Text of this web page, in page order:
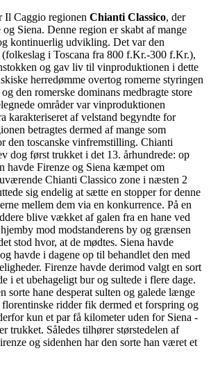
Il Caggio regionen Chianti Classico, der
Siena. Denne region er skabt af mange
kontinuerlig udvikling. Det var den
i Toscana fra 800 f.Kr.-300 f.Kr.),
og gav liv til vinproduktionen i dette
herredømme overtog romerne styringen
den romerske dominans medbragte store
områder var vinproduktionen
karakteriseret af velstand begyndte for
betragtes dermed af mange som
den toscanske vinfremstilling. Chianti
dog først trukket i det 13. århundrede: op
havde Firenze og Siena kæmpet om
Chianti Classico zone i næsten 2
sig endelig at sætte en stopper for denne
mellem dem via en konkurrence. På en
blive vækket af galen fra en hane ved
mod modstanderens by og grænsen
stod hvor, at de mødtes. Siena havde
havde i dagene op til behandlet den med
Firenze havde derimod valgt en sort
i et ubehageligt bur og sultede i flere dage.
sorte hane desperat sulten og galede længe
ridder fik dermed et forspring og
kun et par få kilometer uden for Siena -
trukket. Således tilhører størstedelen af
og sidenhen har den sorte han været et